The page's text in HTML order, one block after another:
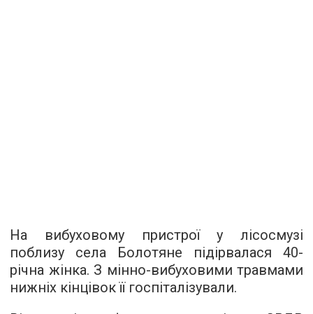
На вибуховому пристрої у лісосмузі
поблизу села Болотяне підірвалася 40-
річна жінка. З мінно-вибуховими травмами
нижніх кінцівок її госпіталізували.